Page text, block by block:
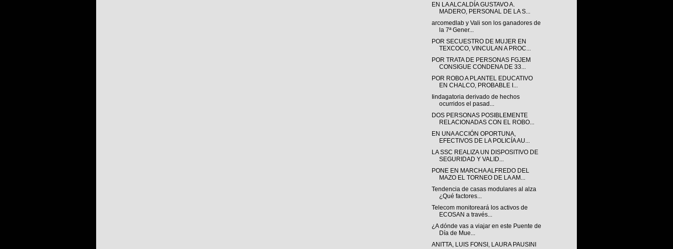
EN LA ALCALDÍA GUSTAVO A.
MADERO, PERSONAL DE LA S...
arcomedlab y Vali son los ganadores de
la 7ª Gener...
POR SECUESTRO DE MUJER EN
TEXCOCO, VINCULAN A PROC...
POR TRATA DE PERSONAS FGJEM
CONSIGUE CONDENA DE 33...
POR ROBO A PLANTEL EDUCATIVO
EN CHALCO, PROBABLE I...
Iindagatoria derivado de hechos
ocurridos el pasad...
DOS PERSONAS POSIBLEMENTE
RELACIONADAS CON EL ROBO...
EN UNA ACCIÓN OPORTUNA,
EFECTIVOS DE LA POLICÍA AU...
LA SSC REALIZA UN DISPOSITIVO DE
SEGURIDAD Y VALID...
PONE EN MARCHA ALFREDO DEL
MAZO EL TORNEO DE LA AM...
Tendencia de casas modulares al alza
¿Qué factores...
Telecom monitoreará los activos de
ECOSAN a través...
¿A dónde vas a viajar en este Puente de
Día de Mue...
ANITTA, LUIS FONSI, LAURA PAUSINI